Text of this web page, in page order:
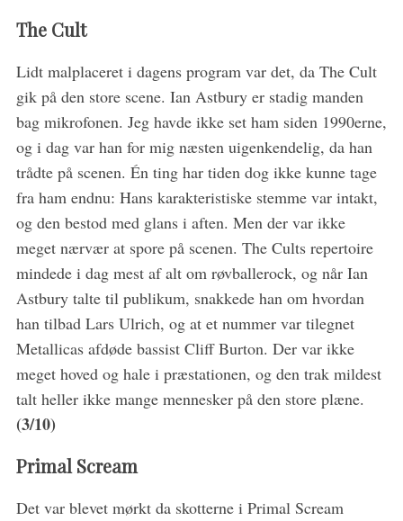
The Cult
Lidt malplaceret i dagens program var det, da The Cult
gik på den store scene. Ian Astbury er stadig manden
bag mikrofonen. Jeg havde ikke set ham siden 1990erne,
og i dag var han for mig næsten uigenkendelig, da han
trådte på scenen. Én ting har tiden dog ikke kunne tage
fra ham endnu: Hans karakteristiske stemme var intakt,
og den bestod med glans i aften. Men der var ikke
meget nærvær at spore på scenen. The Cults repertoire
mindede i dag mest af alt om røvballerock, og når Ian
Astbury talte til publikum, snakkede han om hvordan
han tilbad Lars Ulrich, og at et nummer var tilegnet
Metallicas afdøde bassist Cliff Burton. Der var ikke
meget hoved og hale i præstationen, og den trak mildest
talt heller ikke mange mennesker på den store plæne.
(3/10)
Primal Scream
Det var blevet mørkt da skotterne i Primal Scream